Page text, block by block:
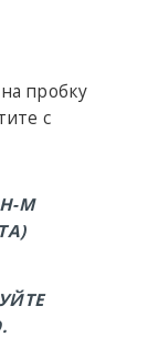
пробку
с
М